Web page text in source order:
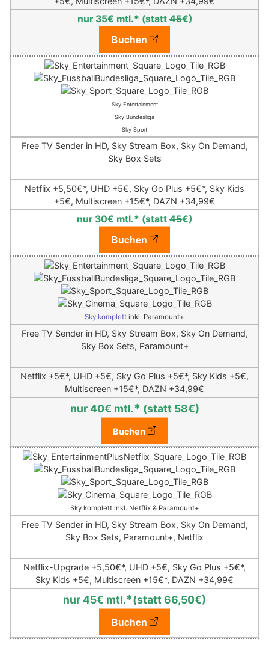
nur 35€ mtl.* (statt45€)
Buchen
Sky Entertainment
Sky Bundesliga
Sky Sport
Free TV Sender in HD, Sky Stream Box, Sky On Demand,
Sky Box Sets
Netflix +5,50€*, UHD +5€, Sky Go Plus +5€*, Sky Kids
+5€, Multiscreen +15€*, DAZN +34,99€
nur 30€ mtl.* (statt 45€)
Buchen
Sky komplett inkl. Paramount+
Free TV Sender in HD, Sky Stream Box, Sky On Demand,
Sky Box Sets, Paramount+
Netflix +5€*, UHD +5€, Sky Go Plus +5€*, Sky Kids +5€,
Multiscreen +15€*, DAZN +34,99€
nur 40€ mtl.* (statt58€)
Buchen
Sky komplett inkl. Netflix & Paramount+
Free TV Sender in HD, Sky Stream Box, Sky On Demand,
Sky Box Sets, Paramount+, Netflix
Netflix-Upgrade +5,50€*, UHD +5€, Sky Go Plus +5€*,
Sky Kids +5€, Multiscreen +15€*, DAZN +34,99€
nur 45€ mtl.*(statt66,50€)
Buchen